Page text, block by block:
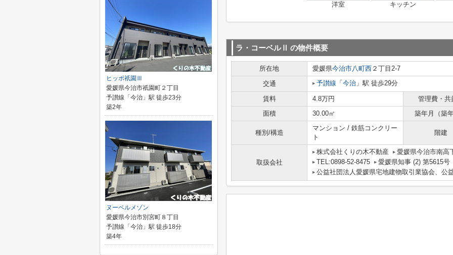
洋室 キッチン
ラ・コーベルⅡ の物件概要
所在地 愛媛県今治市八町西 ２丁目2-7
交通
予讃線 「 今治 」駅 徒歩29分
賃料 4.8万円
管理費・共
面積
30.00㎡ 築年月（築
種別/構造
マンション / 鉄筋コンクリー
ト
階建
取扱会社
株式会社くりの木不動産
愛媛県今治市南高
TEL:0898-52-8475
愛媛県知事 (2) 第5615号
公益社団法人愛媛県宅地建物取引業協会、公
ヒッポ祇園Ⅲ
愛媛県今治市祇園町２丁目
予讃線「今治」駅 徒歩23分
築2年
ヌーベルメゾン
愛媛県今治市別宮町８丁目
予讃線「今治」駅 徒歩18分
築4年